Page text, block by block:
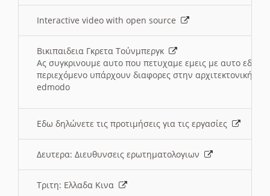
Interactive video with open source
Βικιπαιδεια Γκρετα Τούνμπεργκ
Ας συγκρινουμε αυτο που πετυχαμε εμεις με αυτο εδω
περιεχόμενο υπάρχουν διαφορες στην αρχιτεκτονική
edmodo
Εδω δηλώνετε τις προτιμήσεις για τις εργασίες
Δευτερα: Διευθυνσεις ερωτηματολογιων
Τριτη: Ελλαδα Κινα